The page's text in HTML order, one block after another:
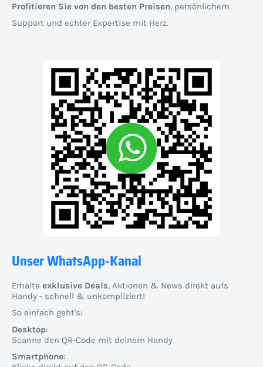
Profitieren Sie von den besten Preisen, persönlichem
Support und echter Expertise mit Herz.
Unser WhatsApp-Kanal
Erhalte exklusive Deals, Aktionen & News direkt aufs
Handy - schnell & unkompliziert!
So einfach geht's:
Desktop:
Scanne den QR-Code mit deinem Handy
Smartphone: